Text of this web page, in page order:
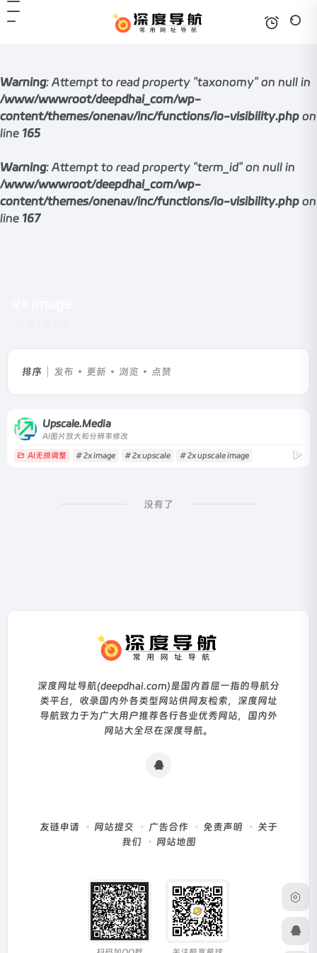
Warning: Attempt to read property "taxonomy" on null in
/www/wwwroot/deepdhai_com/wp-
content/themes/onenav/inc/functions/io-visibility.php on
line 165
Warning: Attempt to read property "term_id" on null in
/www/wwwroot/deepdhai_com/wp-
content/themes/onenav/inc/functions/io-visibility.php on
line 167
排序 发布 更新 浏览 点赞
Upscale.Media
AI图片放大和分辨率修改
AI无损调整 # 2x image # 2x upscale # 2x upscale image
没有了
深度网址导航(deepdhai.com)是国内首屈一指的导航分
类平台，收录国内外各类型网站供网友检索，深度网址
导航致力于为广大用户推荐各行各业优秀网站，国内外
网站大全尽在深度导航。
友链申请 网站提交 广告合作 免责声明
关于
我们
网站地图